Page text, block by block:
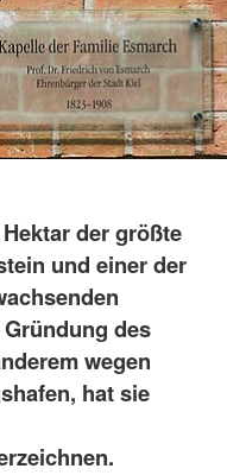
der größte
und einer der
des
wegen
hat sie